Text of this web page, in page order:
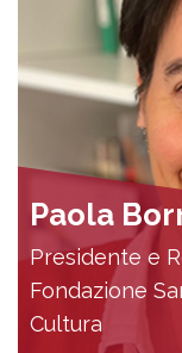
Paola
Presidente e
Fondazione
Cultura